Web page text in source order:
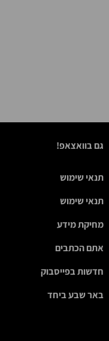
גם בוואצאפ!
תנאי שימוש
תנאי שימוש
מחיקת מידע
אתם הכתבים
חדשות בפייסבוק
באר שבע ביחד